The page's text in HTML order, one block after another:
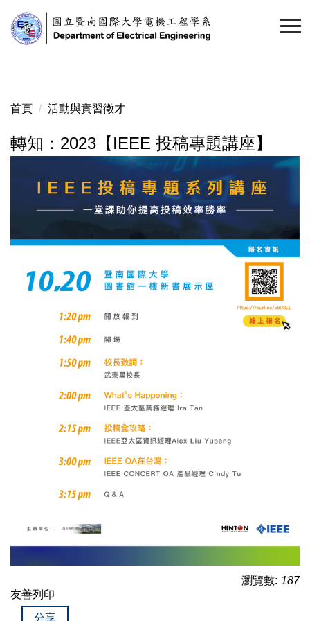
到
主
區
首頁 活動與實習徵才
轉知：2023【IEEE 投稿專題講座】
瀏覽數: 187
友善列印
分享